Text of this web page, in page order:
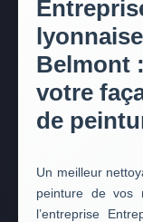
Belmont
votre
de
Un meilleur
peinture de vos
l’entreprise